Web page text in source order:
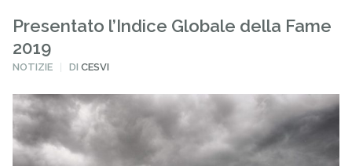
Presentato l’Indice Globale della Fame
2019
PUBBLICATO
NOTIZIE DICESVI